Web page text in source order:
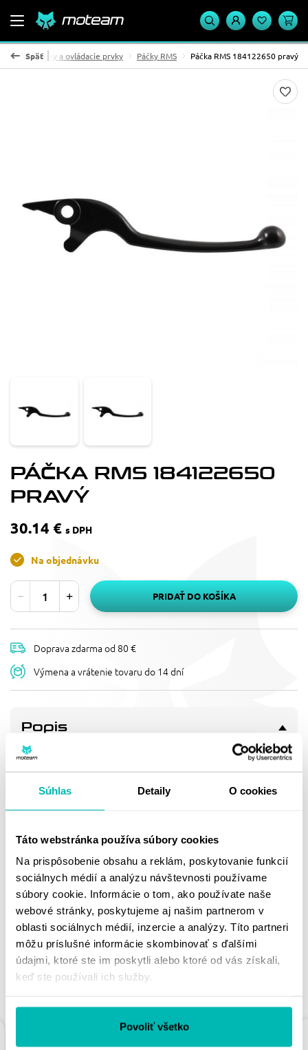
Súhlas Detaily O cookies
Táto webstránka používa súbory cookies
Na prispôsobenie obsahu a reklám, poskytovanie funkcií
sociálnych médií a analýzu návštevnosti používame
súbory cookie. Informácie o tom, ako používate naše
webové stránky, poskytujeme aj našim partnerom v
oblasti sociálnych médií, inzercie a analýzy. Títo partneri
môžu príslušné informácie skombinovať s ďalšími
údajmi, ktoré ste im poskytli alebo ktoré od vás získali,
keď ste používali ich služby.
Povoliť všetko
Späť
stupačky a ovládacie prvky Páčky RMS Páčka RMS 184122650 pravý
PÁČKA RMS 184122650
PRAVÝ
30.14 € s DPH
Na objednávku
PRIDAŤ DO KOŠÍKA
Doprava zdarma od 80 €
Výmena a vrátenie tovaru do 14 dní
Popis
PÁČKA RMS 184122650 PRAVÝ
Right lever Yamaha N-Max 150cc r.o.2DPH392200
Doprava a vrátenie
MOHLO BY SA VÁM
PÁČIŤ
PODOBNÉ PRODUKTY